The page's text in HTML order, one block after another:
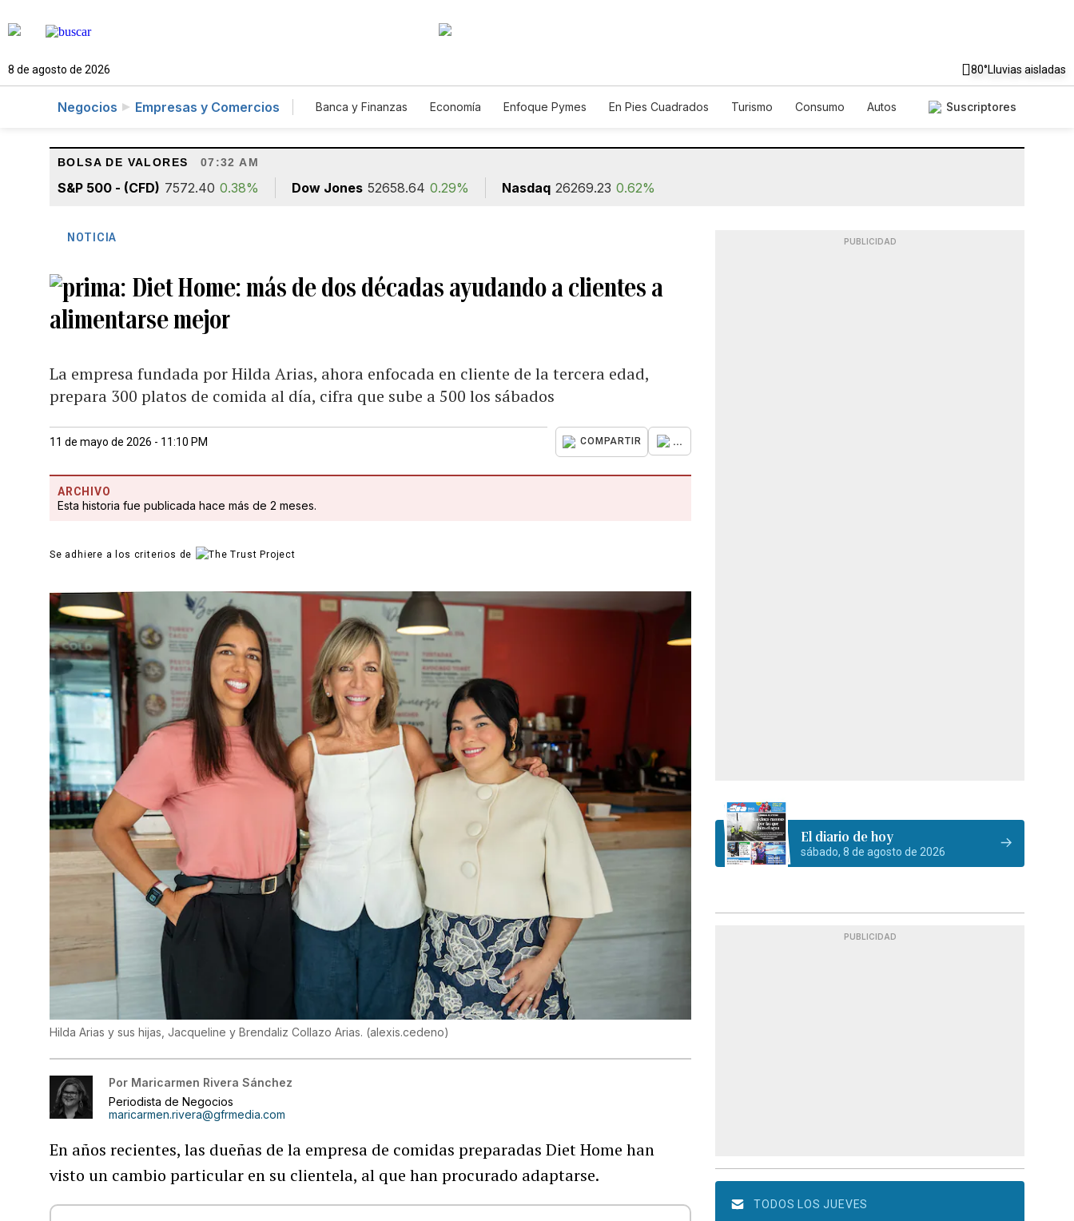
8 de agosto de 2026 80°Lluvias aisladas
Negocios Empresas y Comercios Banca y Finanzas Economía Enfoque Pymes En Pies Cuadrados Turismo Consumo
Autos
Suscriptores
BOLSA DE VALORES 07:32 AM
S&P 500 - (CFD) 7572.40 0.38% Dow Jones 52658.64 0.29% Nasdaq 26269.23 0.62%
NOTICIA
Diet Home: más de dos décadas ayudando a clientes a
alimentarse mejor
La empresa fundada por Hilda Arias, ahora enfocada en cliente de la tercera edad,
prepara 300 platos de comida al día, cifra que sube a 500 los sábados
11 de mayo de 2026 - 11:10 PM COMPARTIR ...
ARCHIVO
Esta historia fue publicada hace más de 2 meses.
Se adhiere a los criterios de
Hilda Arias y sus hijas, Jacqueline y Brendaliz Collazo Arias. (alexis.cedeno)
Por Maricarmen Rivera Sánchez
Periodista de Negocios
maricarmen.rivera@gfrmedia.com
En años recientes, las dueñas de la empresa de comidas preparadas Diet Home han
visto un cambio particular en su clientela, al que han procurado adaptarse.
PUBLICIDAD
El diario de hoy
sábado, 8 de agosto de 2026
PUBLICIDAD
TODOS LOS JUEVES